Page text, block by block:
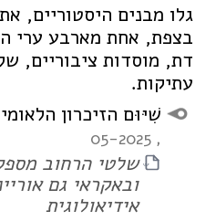
גלו מבנים היסטוריים,
בצפת, אחת מארבע ערי
דת, מוסדות ציבוריים,
עתיקות.
מצגת:
שִׁ‏יּוּם הזיכרון
, 05-2025
PDF שלטי הרחוב
ובאקראי גם
אידיאולוגית